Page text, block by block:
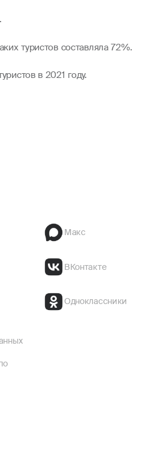
туристов составляла 72%.
в 2021 году.
Макс
ВКонтакте
Одноклассники